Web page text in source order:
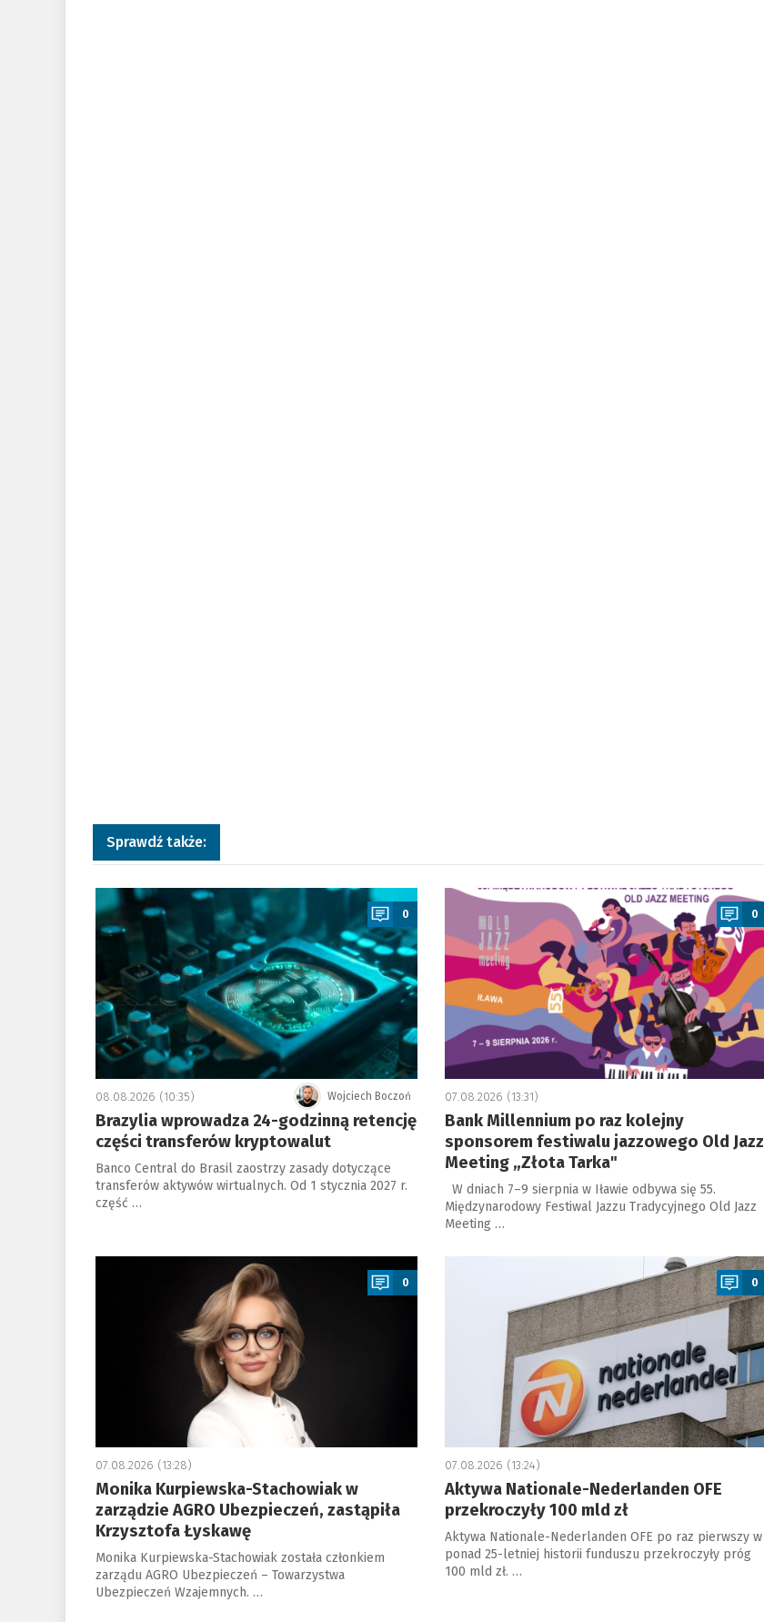
Sprawdź także:
a
0
Wojciech Boczoń
08.08.2026 (10:35)
Brazylia wprowadza 24-godzinną retencję
części transferów kryptowalut
Banco Central do Brasil zaostrzy zasady dotyczące
transferów aktywów wirtualnych. Od 1 stycznia 2027 r.
część …
a
0
07.08.2026 (13:31)
Bank Millennium po raz kolejny
sponsorem festiwalu jazzowego Old Jazz
Meeting „Złota Tarka"
W dniach 7–9 sierpnia w Iławie odbywa się 55.
Międzynarodowy Festiwal Jazzu Tradycyjnego Old Jazz
Meeting …
a
0
07.08.2026 (13:28)
Monika Kurpiewska-Stachowiak w
zarządzie AGRO Ubezpieczeń, zastąpiła
Krzysztofa Łyskawę
Monika Kurpiewska-Stachowiak została członkiem
zarządu AGRO Ubezpieczeń – Towarzystwa
Ubezpieczeń Wzajemnych. …
0
07.08.2026 (13:24)
Aktywa Nationale-Nederlanden OFE
przekroczyły 100 mld zł
Aktywa Nationale-Nederlanden OFE po raz pierwszy w
ponad 25-letniej historii funduszu przekroczyły próg
100 mld zł. …